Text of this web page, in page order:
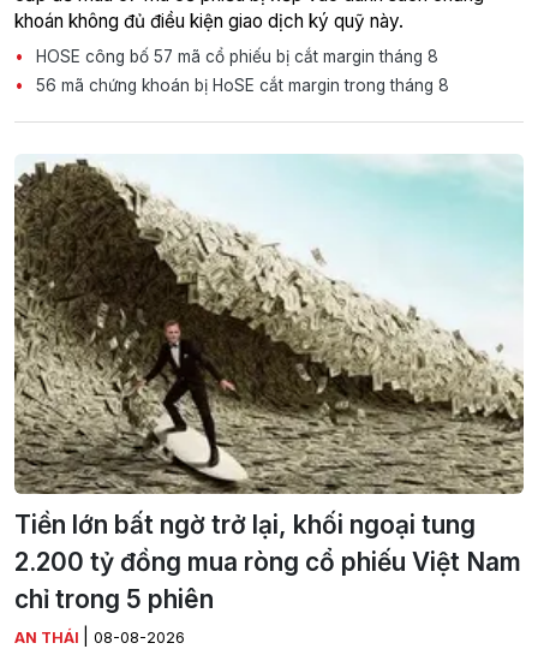
khoán không đủ điều kiện giao dịch ký quỹ này.
HOSE công bố 57 mã cổ phiếu bị cắt margin tháng 8
56 mã chứng khoán bị HoSE cắt margin trong tháng 8
Tiền lớn bất ngờ trở lại, khối ngoại tung
2.200 tỷ đồng mua ròng cổ phiếu Việt Nam
chỉ trong 5 phiên
AN THÁI 08-08-2026